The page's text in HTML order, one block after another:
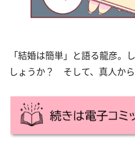
「結婚は簡単」と語る龍彦。
しょうか ？ そして、真人か